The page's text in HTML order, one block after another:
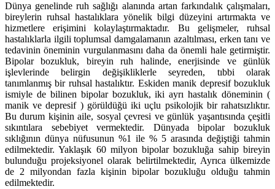
Dünya genelinde ruh sağlığı alanında artan farkındalık çalışmaları,
bireylerin ruhsal hastalıklara yönelik bilgi düzeyini artırmakta ve
hizmetlere erişimini kolaylaştırmaktadır. Bu gelişmeler, ruhsal
hastalıklarla ilgili toplumsal damgalamanın azaltılması, erken tanı ve
tedavinin öneminin vurgulanmasını daha da önemli hale getirmiştir.
Bipolar bozukluk, bireyin ruh halinde, enerjisinde ve günlük
işlevlerinde belirgin değişikliklerle seyreden, tıbbi olarak
tanımlanmış bir ruhsal hastalıktır. Eskiden manik depresif bozukluk
ismiyle de bilinen bipolar bozukluk, iki ayrı hastalık döneminin (
manik ve depresif ) görüldüğü iki uçlu psikolojik bir rahatsızlıktır.
Bu durum kişinin aile, sosyal çevresi ve günlük yaşantısında çeşitli
sıkıntılara sebebiyet vermektedir. Dünyada bipolar bozukluk
sıklığının dünya nüfusunun %1 ile % 5 arasında değiştiği tahmin
edilmektedir. Yaklaşık 60 milyon bipolar bozukluğa sahip bireyin
bulunduğu projeksiyonel olarak belirtilmektedir, Ayrıca ülkemizde
de 2 milyondan fazla kişinin bipolar bozukluğu olduğu tahmin
edilmektedir.